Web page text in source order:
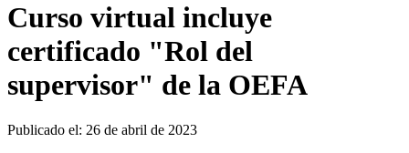
Curso virtual incluye
certificado "Rol del
supervisor" de la OEFA
Publicado el: 26 de abril de 2023